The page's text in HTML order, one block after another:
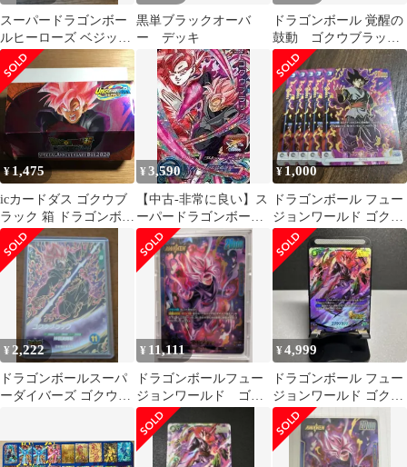
スーパードラゴンボー
ルヒーローズ ベジット
ゴクウブラック 2枚セ
ット
黒単ブラックオーバ
ー デッキ
ドラゴンボール 覚醒の
鼓動 ゴクウブラッ
ク クウラ
¥1,475
icカードダス ゴクウブ
ラック 箱 ドラゴンボー
ル デッキケース 超 ス
ーパー 海外版 dragon
ball super card game
¥3,590
【中古-非常に良い】ス
ーパードラゴンボール
ヒーローズ第4弾/SH4-
CP6 ゴクウブラック
¥ 1,000
ドラゴンボール フュー
ジョンワールド ゴクウ
ブラック パラレル uc
5枚
¥ 2,222
ドラゴンボールスーパ
ーダイバーズ ゴクウブ
¥ 11,111
ドラゴンボールフュー
ジョンワールド ゴク
ウブラックデッキ
¥4,999
ドラゴンボール フュー
ジョンワールド ゴクウ
ブラック SRパラレル